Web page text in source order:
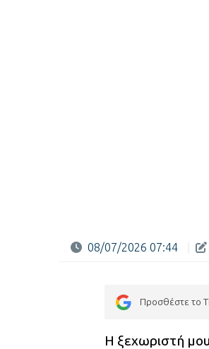
08/07/2026 07:44
Προσθέστε το
Η ξεχωριστή